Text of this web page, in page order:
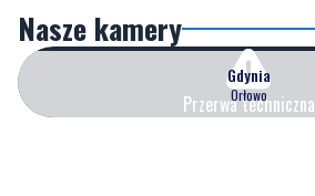
Nasze kamery
Przerwa techniczna
Gdynia
Orłowo